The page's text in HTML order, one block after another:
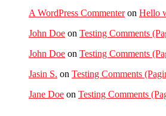
A WordPress Commenteron Hello
John Doe on Testing Comments
John Doe on Testing Comments
Jasin S. on Testing Comments
Jane Doe on Testing Comments